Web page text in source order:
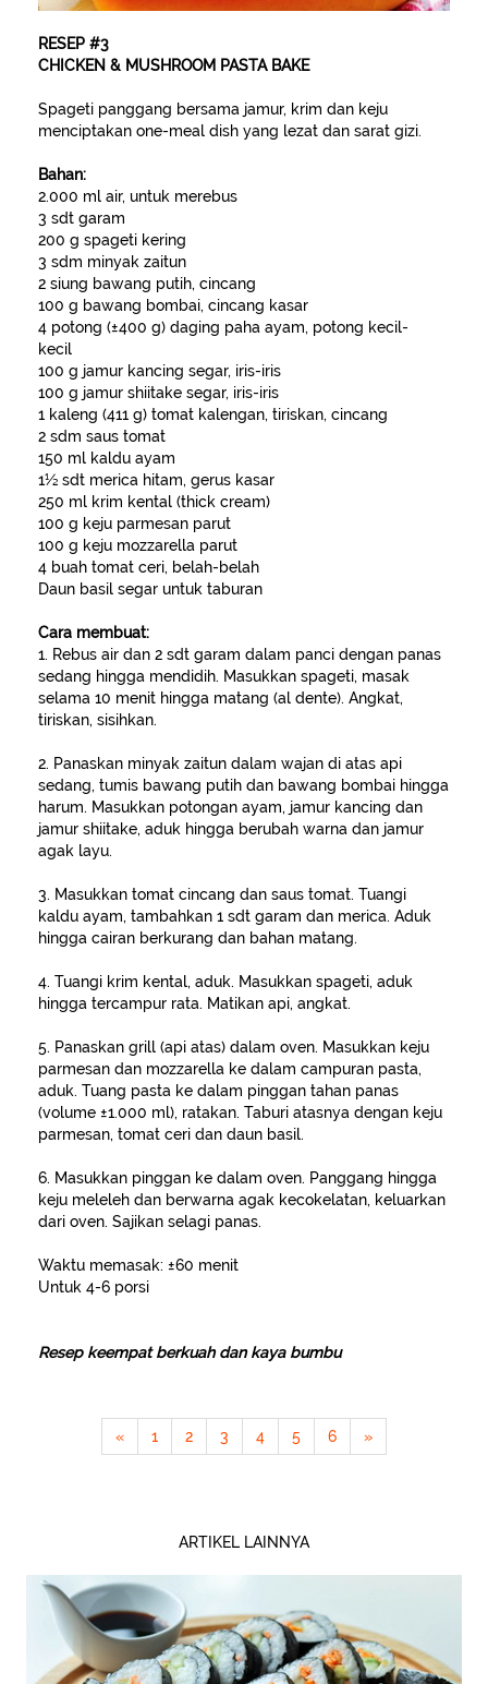
RESEP #3
CHICKEN & MUSHROOM PASTA BAKE
Spageti panggang bersama jamur, krim dan keju
menciptakan one-meal dish yang lezat dan sarat gizi.
Bahan:
2.000 ml air, untuk merebus
3 sdt garam
200 g spageti kering
3 sdm minyak zaitun
2 siung bawang putih, cincang
100 g bawang bombai, cincang kasar
4 potong (±400 g) daging paha ayam, potong kecil-
kecil
100 g jamur kancing segar, iris-iris
100 g jamur shiitake segar, iris-iris
1 kaleng (411 g) tomat kalengan, tiriskan, cincang
2 sdm saus tomat
150 ml kaldu ayam
1½ sdt merica hitam, gerus kasar
250 ml krim kental (thick cream)
100 g keju parmesan parut
100 g keju mozzarella parut
4 buah tomat ceri, belah-belah
Daun basil segar untuk taburan
Cara membuat:
1. Rebus air dan 2 sdt garam dalam panci dengan panas
sedang hingga mendidih. Masukkan spageti, masak
selama 10 menit hingga matang (al dente). Angkat,
tiriskan, sisihkan.
2. Panaskan minyak zaitun dalam wajan di atas api
sedang, tumis bawang putih dan bawang bombai hingga
harum. Masukkan potongan ayam, jamur kancing dan
jamur shiitake, aduk hingga berubah warna dan jamur
agak layu.
3. Masukkan tomat cincang dan saus tomat. Tuangi
kaldu ayam, tambahkan 1 sdt garam dan merica. Aduk
hingga cairan berkurang dan bahan matang.
4. Tuangi krim kental, aduk. Masukkan spageti, aduk
hingga tercampur rata. Matikan api, angkat.
5. Panaskan grill (api atas) dalam oven. Masukkan keju
parmesan dan mozzarella ke dalam campuran pasta,
aduk. Tuang pasta ke dalam pinggan tahan panas
(volume ±1.000 ml), ratakan. Taburi atasnya dengan keju
parmesan, tomat ceri dan daun basil.
6. Masukkan pinggan ke dalam oven. Panggang hingga
keju meleleh dan berwarna agak kecokelatan, keluarkan
dari oven. Sajikan selagi panas.
Waktu memasak: ±60 menit
Untuk 4-6 porsi
Resep keempat berkuah dan kaya bumbu
« 1 2 3 4 5 6 »
ARTIKEL LAINNYA